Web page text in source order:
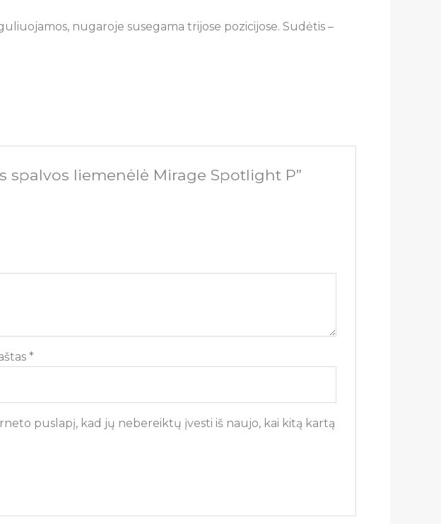
nugaroje susegama trijose pozicijose. Sudėtis –
liemenėlė Mirage Spotlight P”
*
puslapį, kad jų nebereiktų įvesti iš naujo, kai kitą kartą